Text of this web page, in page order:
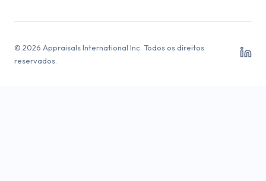
© 2026 Appraisals International Inc. Todos os direitos
reservados.